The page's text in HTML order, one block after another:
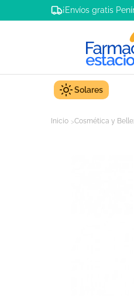
¡Envíos gratis
Solares
Inicio Cosmética y